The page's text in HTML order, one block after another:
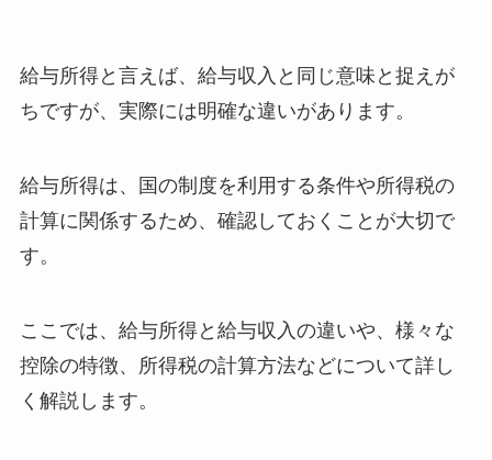
給与所得と言えば、給与収入と同じ意味と捉えが
ちですが、実際には明確な違いがあります。
給与所得は、国の制度を利用する条件や所得税の
計算に関係するため、確認しておくことが大切で
す。
ここでは、給与所得と給与収入の違いや、様々な
控除の特徴、所得税の計算方法などについて詳し
く解説します。